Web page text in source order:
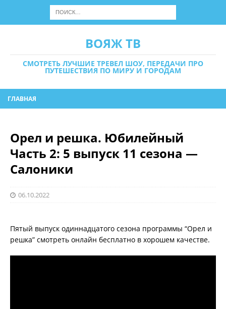
ВОЯЖ ТВ
СМОТРЕТЬ ЛУЧШИЕ ТРЕВЕЛ ШОУ, ПЕРЕДАЧИ ПРО
ПУТЕШЕСТВИЯ ПО МИРУ И ГОРОДАМ
ГЛАВНАЯ
Орел и решка. Юбилейный
Часть 2: 5 выпуск 11 сезона —
Салоники
06.10.2022
Пятый выпуск одиннадцатого сезона программы “Орел и
решка” смотреть онлайн бесплатно в хорошем качестве.